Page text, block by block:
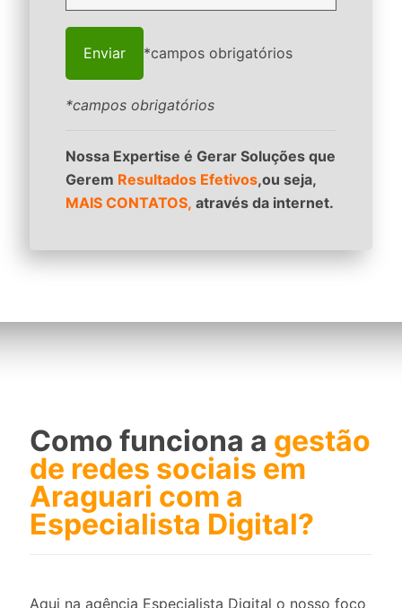
*campos obrigatórios
*campos obrigatórios
Nossa Expertise é Gerar Soluções que
Gerem Resultados Efetivos,ou seja,
MAIS CONTATOS, através da internet.
Como funciona a gestão
de redes sociais em
Araguari com a
Especialista Digital?
Aqui na agência Especialista Digital o nosso foco